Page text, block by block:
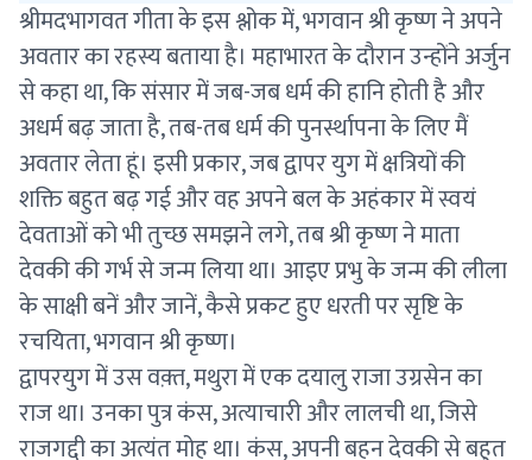
श्रीमदभागवत गीता के इस श्लोक में, भगवान श्री कृष्ण ने अपने
अवतार का रहस्य बताया है। महाभारत के दौरान उन्होंने अर्जुन
से कहा था, कि संसार में जब-जब धर्म की हानि होती है और
अधर्म बढ़ जाता है, तब-तब धर्म की पुनर्स्थापना के लिए मैं
अवतार लेता हूं। इसी प्रकार, जब द्वापर युग में क्षत्रियों की
शक्ति बहुत बढ़ गई और वह अपने बल के अहंकार में स्वयं
देवताओं को भी तुच्छ समझने लगे, तब श्री कृष्ण ने माता
देवकी की गर्भ से जन्म लिया था। आइए प्रभु के जन्म की लीला
के साक्षी बनें और जानें, कैसे प्रकट हुए धरती पर सृष्टि के
रचयिता, भगवान श्री कृष्ण।
द्वापरयुग में उस वक़्त, मथुरा में एक दयालु राजा उग्रसेन का
राज था। उनका पुत्र कंस, अत्याचारी और लालची था, जिसे
राजगद्दी का अत्यंत मोह था। कंस, अपनी बहन देवकी से बहुत